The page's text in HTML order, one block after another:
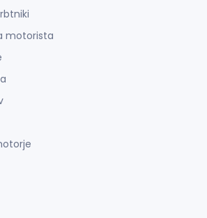
motorista